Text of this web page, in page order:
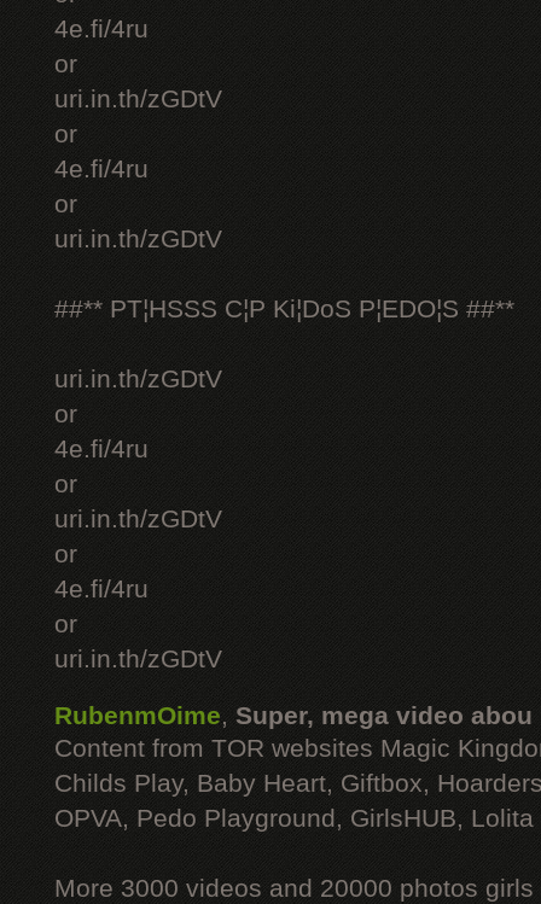
4e.fi/4ru
or
uri.in.th/zGDtV
or
4e.fi/4ru
or
uri.in.th/zGDtV
##** PT¦HSSS C¦P Ki¦DoS P¦EDO¦S ##**
uri.in.th/zGDtV
or
4e.fi/4ru
or
uri.in.th/zGDtV
or
4e.fi/4ru
or
uri.in.th/zGDtV
RubenmOime, Super, mega video abou
Content from TOR websites Magic
Childs Play, Baby Heart, Giftbox,
OPVA, Pedo Playground, GirlsHUB, Lolita
More 3000 videos and 20000 photos